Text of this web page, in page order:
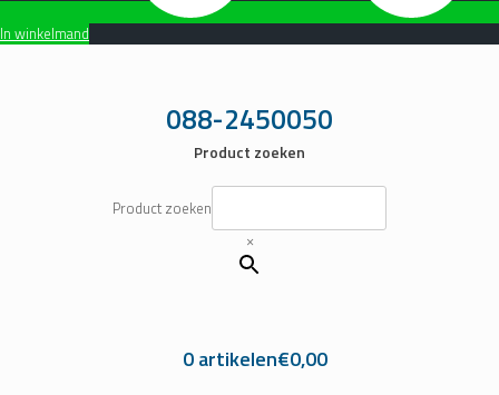
In winkelmand
088-2450050
Product zoeken
Product zoeken
×
0 artikelen€0,00